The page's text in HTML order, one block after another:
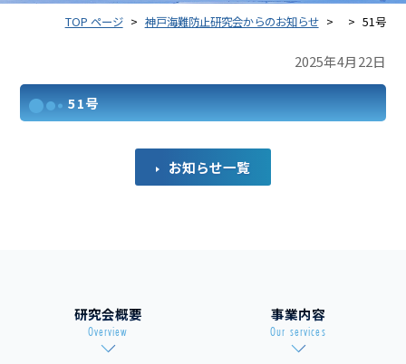
TOP ページ 神戸海難防止研究会からのお知らせ 51号
2025年4月22日
51号
お知らせ一覧
研究会概要
Overview
事業内容
Our services